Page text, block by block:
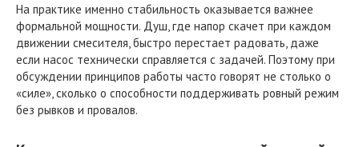
На практике именно стабильность оказывается важнее
формальной мощности. Душ, где напор скачет при каждом
движении смесителя, быстро перестает радовать, даже
если насос технически справляется с задачей. Поэтому при
обсуждении принципов работы часто говорят не столько о
«силе», сколько о способности поддерживать ровный режим
без рывков и провалов.